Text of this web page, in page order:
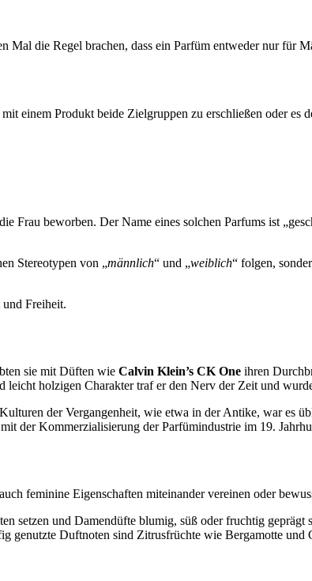
Mal die Regel brachen, dass ein Parfüm entweder nur für
einem Produkt beide Zielgruppen zu erschließen oder
beworben. Der Name eines solchen Parfums ist
Stereotypen von „männlich“ und „weiblich“ folgen,
Freiheit.
sie mit Düften wie Calvin Klein’s CK One ihren
holzigen Charakter traf er den Nerv der Zeit und
der Vergangenheit, wie etwa in der Antike, war es
der Kommerzialisierung der Parfümindustrie im 19.
feminine Eigenschaften miteinander vereinen oder
setzen und Damendüfte blumig, süß oder fruchtig
genutzte Duftnoten sind Zitrusfrüchte wie Bergamotte